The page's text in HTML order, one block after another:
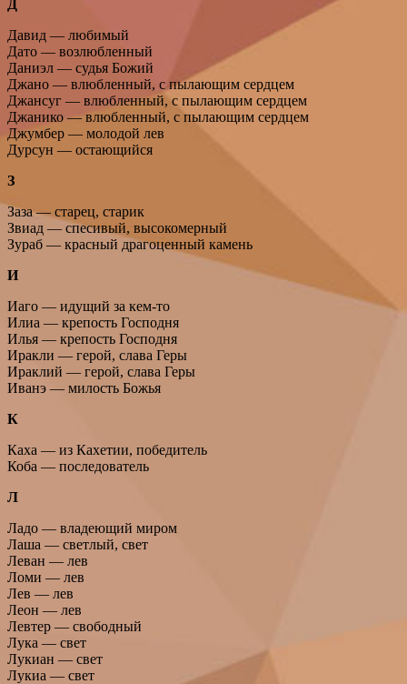
Д
Давид — любимый
Дато — возлюбленный
Даниэл — судья Божий
Джано — влюбленный, с пылающим сердцем
Джансуг — влюбленный, с пылающим сердцем
Джанико — влюбленный, с пылающим сердцем
Джумбер — молодой лев
Дурсун — остающийся
З
Заза — старец, старик
Звиад — спесивый, высокомерный
Зураб — красный драгоценный камень
И
Иаго — идущий за кем-то
Илиа — крепость Господня
Илья — крепость Господня
Иракли — герой, слава Геры
Ираклий — герой, слава Геры
Иванэ — милость Божья
К
Каха — из Кахетии, победитель
Коба — последователь
Л
Ладо — владеющий миром
Лаша — светлый, свет
Леван — лев
Ломи — лев
Лев — лев
Леон — лев
Левтер — свободный
Лука — свет
Лукиан — свет
Лукиа — свет